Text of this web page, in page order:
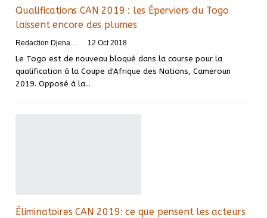
Qualifications CAN 2019 : les Éperviers du Togo
laissent encore des plumes
Redaction DjenaSport 12 Oct 2018
Le Togo est de nouveau bloqué dans la course pour la
qualification à la Coupe d'Afrique des Nations, Cameroun
2019. Opposé à la…
Éliminatoires CAN 2019: ce que pensent les acteurs